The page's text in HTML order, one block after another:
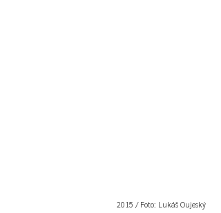
2015 / Foto: Lukáš Oujeský